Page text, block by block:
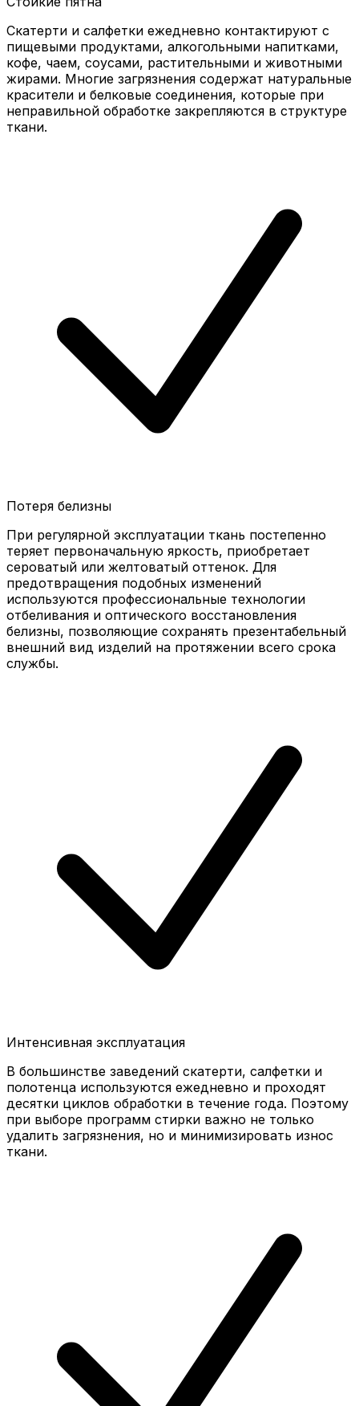
Скатерти и салфетки ежедневно контактируют с
пищевыми продуктами, алкогольными напитками,
кофе, чаем, соусами, растительными и животными
жирами. Многие загрязнения содержат натуральные
красители и белковые соединения, которые при
неправильной обработке закрепляются в структуре
ткани.
Потеря белизны
При регулярной эксплуатации ткань постепенно
теряет первоначальную яркость, приобретает
сероватый или желтоватый оттенок. Для
предотвращения подобных изменений
используются профессиональные технологии
отбеливания и оптического восстановления
белизны, позволяющие сохранять презентабельный
внешний вид изделий на протяжении всего срока
службы.
Интенсивная эксплуатация
В большинстве заведений скатерти, салфетки и
полотенца используются ежедневно и проходят
десятки циклов обработки в течение года. Поэтому
при выборе программ стирки важно не только
удалить загрязнения, но и минимизировать износ
ткани.